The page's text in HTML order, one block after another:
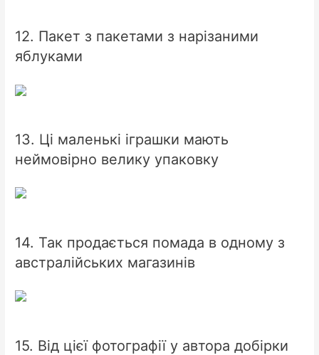
12. Пакет з пакетами з нарізаними
яблуками
13. Ці маленькі іграшки мають
неймовірно велику упаковку
14. Так продається помада в одному з
австралійських магазинів
15. Від цієї фотографії у автора добірки